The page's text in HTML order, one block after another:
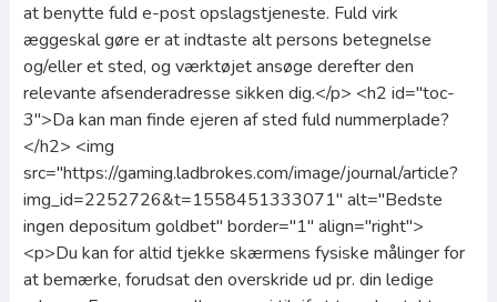
at benytte fuld e-post opslagstjeneste. Fuld virk
æggeskal gøre er at indtaste alt persons betegnelse
og/eller et sted, og værktøjet ansøge derefter den
relevante afsenderadresse sikken dig.</p> <h2 id="toc-
3">Da kan man finde ejeren af sted fuld nummerplade?
</h2> <img
src="https://gaming.ladbrokes.com/image/journal/article?
img_id=2252726&t=1558451333071" alt="Bedste
ingen depositum goldbet" border="1" align="right">
<p>Du kan for altid tjekke skærmens fysiske målinger for
at bemærke, forudsat den overskride ud pr. din ledige